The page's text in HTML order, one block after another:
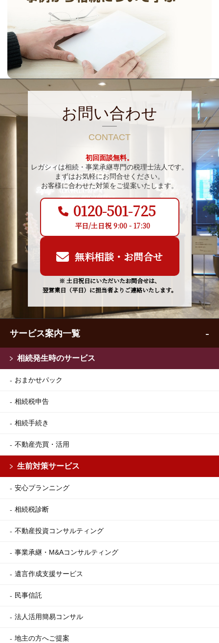
お問い合わせ
CONTACT
初回面談無料。
レガシィは相続・事業承継専門の税理士法人です。
まずはお気軽にお問合せください。
お客様に合わせた対策をご提案いたします。
0120-501-725
平日/土日祝 9:00 - 17:30
無料相談・お問合せ
※ 土日祝日にいただいたお問合せは、
翌営業日（平日）に担当者よりご連絡いたします。
サービス案内一覧
相続発生時のサービス
おまかせパック
相続税申告
相続手続き
不動産売買・活用
生前対策サービス
安心プランニング
相続税診断
不動産投資コンサルティング
事業承継・M&Aコンサルティング
遺言作成支援サービス
民事信託
法人活用簡易コンサル
地主の方へご提案